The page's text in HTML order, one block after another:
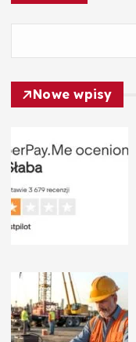
Nowe wpisy